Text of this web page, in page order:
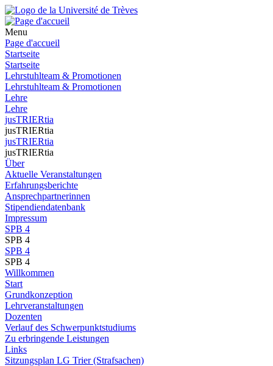
Menu
Page d'accueil
Startseite
Startseite
Lehrstuhlteam & Promotionen
Lehrstuhlteam & Promotionen
Lehre
Lehre
jusTRIERtia
jusTRIERtia
jusTRIERtia
jusTRIERtia
Über
Aktuelle Veranstaltungen
Erfahrungsberichte
Ansprechpartnerinnen
Stipendiendatenbank
Impressum
SPB 4
SPB 4
SPB 4
SPB 4
Willkommen
Start
Grundkonzeption
Lehrveranstaltungen
Dozenten
Verlauf des Schwerpunktstudiums
Zu erbringende Leistungen
Links
Sitzungsplan LG Trier (Strafsachen)